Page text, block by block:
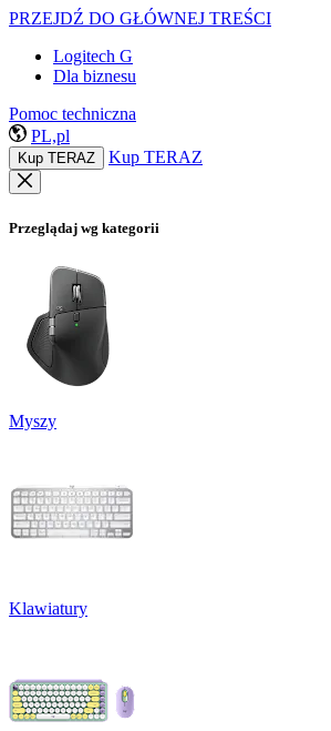
PRZEJDŹ DO GŁÓWNEJ TREŚCI
Logitech G
Dla biznesu
Pomoc techniczna
PL,pl
Kup TERAZ Kup TERAZ
Przeglądaj wg kategorii
Myszy
Klawiatury